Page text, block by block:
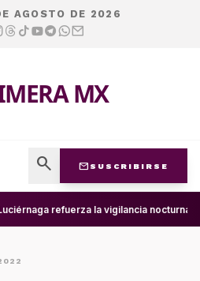
AGOSTO DE 2026
MX
search mail SUSCRIBIRSE
refuerza la vigilancia nocturna